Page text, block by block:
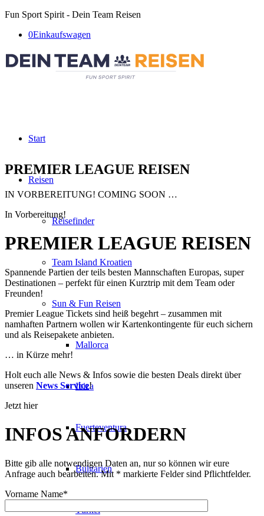
Fun Sport Spirit - Dein Team Reisen
0Einkaufswagen
Start
Reisen
Reisefinder
Team Island Kroatien
Sun & Fun Reisen
Mallorca
Ibiza
Fuerteventura
Bulgarien
Türkei
PREMIER LEAGUE REISEN
IN VORBEREITUNG! COMING SOON …
In Vorbereitung!
PREMIER LEAGUE REISEN
Spannende Partien der teils besten Mannschaften Europas, super
Destinationen – perfekt für einen Kurztrip mit dem Team oder
Freunden!
Premier League Tickets sind heiß begehrt – zusammen mit
namhaften Partnern wollen wir Kartenkontingente für euch sichern
und als Reisepakete anbieten.
… in Kürze mehr!
Holt euch alle News & Infos sowie die besten Deals direkt über
unseren News Service!
Jetzt hier
INFOS ANFORDERN
Bitte gib alle notwendigen Daten an, nur so können wir eure
Anfrage auch bearbeiten. Mit * markierte Felder sind Pflichtfelder.
Vorname Name*